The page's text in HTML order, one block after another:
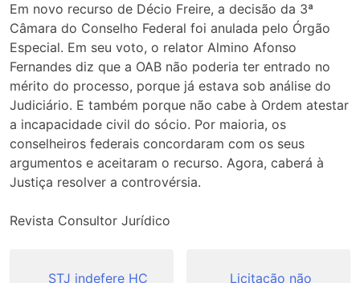
Em novo recurso de Décio Freire, a decisão da 3ª
Câmara do Conselho Federal foi anulada pelo Órgão
Especial. Em seu voto, o relator Almino Afonso
Fernandes diz que a OAB não poderia ter entrado no
mérito do processo, porque já estava sob análise do
Judiciário. E também porque não cabe à Ordem atestar
a incapacidade civil do sócio. Por maioria, os
conselheiros federais concordaram com os seus
argumentos e aceitaram o recurso. Agora, caberá à
Justiça resolver a controvérsia.
Revista Consultor Jurídico
STJ indefere HC
Licitação não